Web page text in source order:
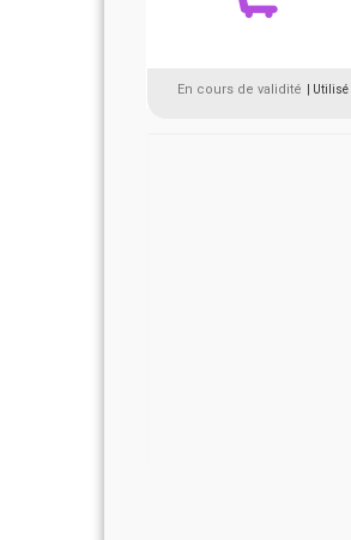
En cours de validité |